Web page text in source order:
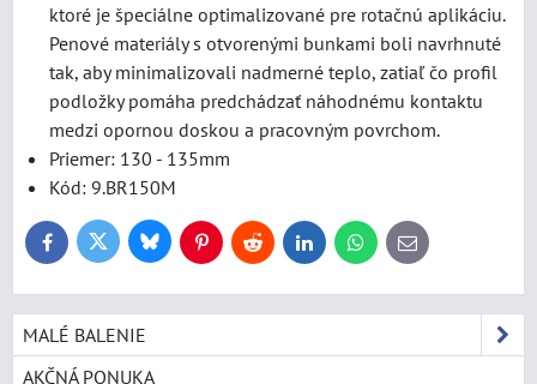
ktoré je špeciálne optimalizované pre rotačnú aplikáciu.
Penové materiály s otvorenými bunkami boli navrhnuté
tak, aby minimalizovali nadmerné teplo, zatiaľ čo profil
podložky pomáha predchádzať náhodnému kontaktu
medzi opornou doskou a pracovným povrchom.
Priemer: 130 - 135mm
Kód: 9.BR150M
FacebookTwitter BlueskyPinterestReddit LinkedInWhatsApp
E-
mail
MALÉ BALENIE
AKČNÁ PONUKA